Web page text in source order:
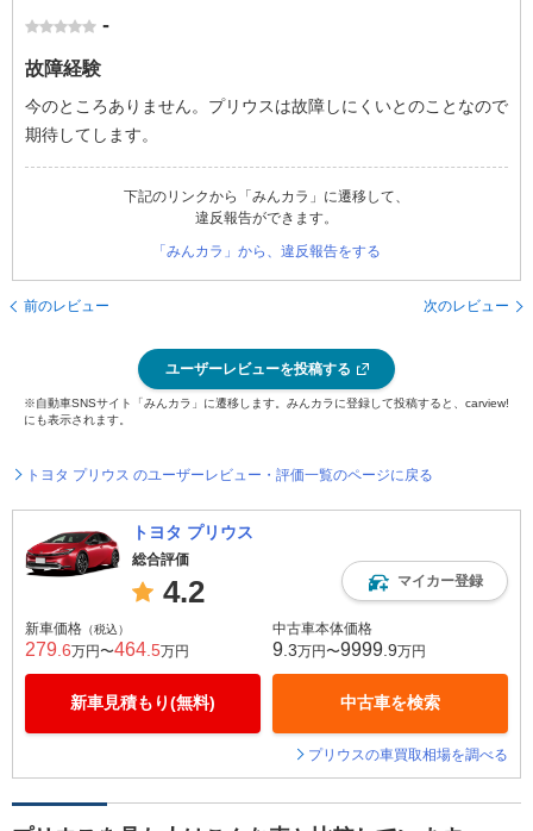
-
故障経験
今のところありません。プリウスは故障しにくいとのことなので
期待してします。
下記のリンクから「みんカラ」に遷移して、
違反報告ができます。
「みんカラ」から、違反報告をする
前のレビュー 次のレビュー
ユーザーレビューを投稿する
※自動車SNSサイト「みんカラ」に遷移します。みんカラに登録して投稿すると、carview!
にも表示されます。
トヨタ プリウス のユーザーレビュー・評価一覧のページに戻る
トヨタ プリウス
総合評価
4.2 マイカー登録
新車価格 （税込）
279 .6万円〜464 .5万円
新車見積もり(無料)
中古車本体価格
9 .3万円〜9999 .9万円
中古車を検索
プリウスの車買取相場を調べる